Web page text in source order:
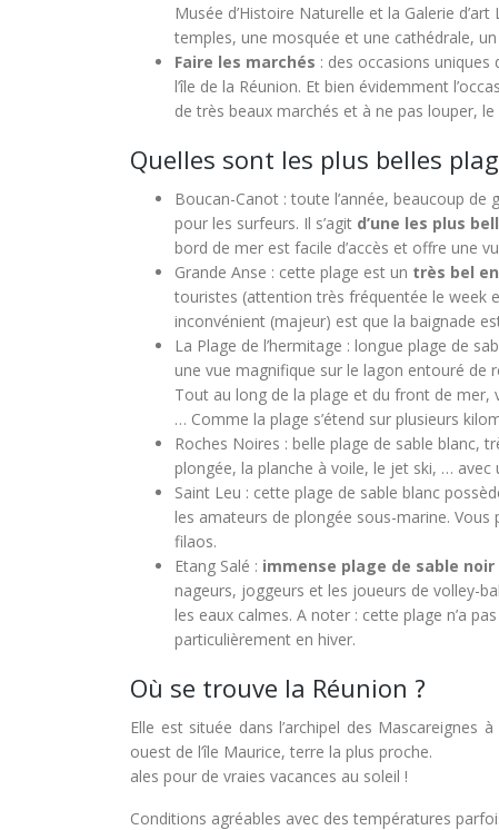
Musée d’Histoire Naturelle et la Galerie
temples, une mosquée et une cathédrale,
Faire les marchés : des occasions uniques
l’île de la Réunion. Et bien évidemment
de très beaux marchés et à ne pas louper,
Quelles sont les plus belles
Boucan-Canot : toute l’année, beaucoup
pour les surfeurs. Il s’agit d’une les plus
bord de mer est facile d’accès et offre une
Grande Anse : cette plage est un très bel
touristes (attention très fréquentée le week
inconvénient (majeur) est que la baignade
La Plage de l’hermitage : longue plage de
une vue magnifique sur le lagon entouré de
Tout au long de la plage et du front de mer,
… Comme la plage s’étend sur plusieurs
Roches Noires : belle plage de sable blanc,
plongée, la planche à voile, le jet ski, … avec
Saint Leu : cette plage de sable blanc
les amateurs de plongée sous-marine.
filaos.
Etang Salé : immense plage de sable noir
nageurs, joggeurs et les joueurs de volley-
les eaux calmes. A noter : cette plage n’a
particulièrement en hiver.
Où se trouve la Réunion ?
Elle est située dans l’archipel des
ouest de l’île Maurice, terre la plus proche.
ales pour de vraies vacances au soleil !
Conditions agréables avec des températures